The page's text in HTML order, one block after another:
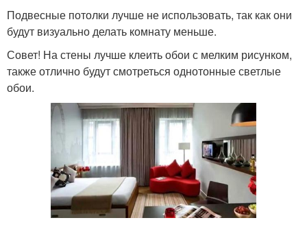
Подвесные потолки лучше не использовать, так как они
будут визуально делать комнату меньше.
Совет! На стены лучше клеить обои с мелким рисунком,
также отлично будут смотреться однотонные светлые
обои.